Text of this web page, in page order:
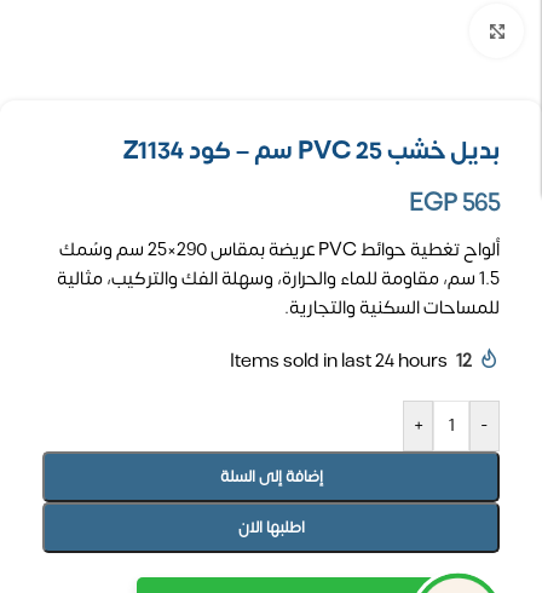
بديل خشب PVC 25 سم – كود Z1134
EGP565
ألواح تغطية حوائط PVC عريضة بمقاس 290×25 سم وسُمك
1.5 سم، مقاومة للماء والحرارة، وسهلة الفك والتركيب، مثالية
للمساحات السكنية والتجارية.
12
Items sold in last 24 hours
-
+
إضافة إلى السلة
اطلبها الان